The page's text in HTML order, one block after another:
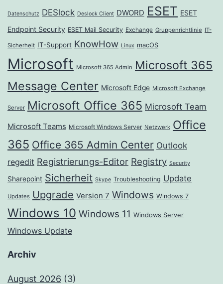
Datenschutz DESlock Deslock Client DWORD ESET ESET
Endpoint Security ESET Mail Security Exchange Gruppenrichtlinie IT-
Sicherheit IT-Support KnowHow Linux macOS
Microsoft Microsoft 365 Admin Microsoft 365
Message Center Microsoft Edge Microsoft Exchange
Server Microsoft Office 365 Microsoft Team
Microsoft Teams Microsoft Windows Server Netzwerk Office
365 Office 365 Admin Center Outlook
regedit Registrierungs-Editor Registry Security
Sharepoint Sicherheit Skype Troubleshooting Update
Updates Upgrade Version 7 Windows Windows 7
Windows 10 Windows 11 Windows Server
Windows Update
Archiv
August 2026 (3)